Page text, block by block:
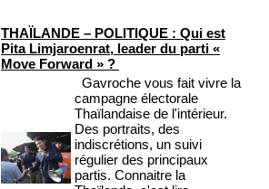
THAÏLANDE – POLITIQUE : Qui est
Pita Limjaroenrat, leader du parti «
Move Forward » ?
Gavroche vous fait vivre la
campagne électorale
Thaïlandaise de l'intérieur.
Des portraits, des
indiscrétions, un suivi
régulier des principaux
partis. Connaitre la